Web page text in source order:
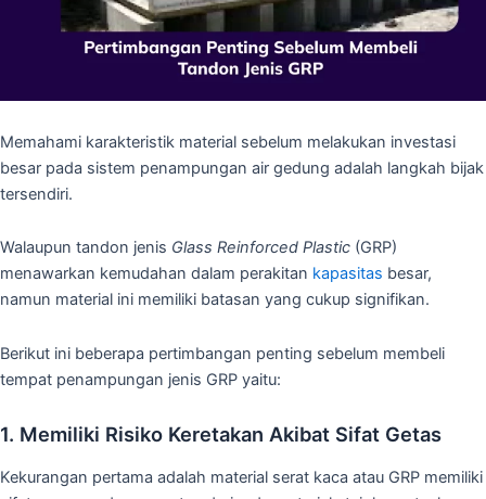
Memahami karakteristik material sebelum melakukan investasi
besar pada sistem penampungan air gedung adalah langkah bijak
tersendiri.
Walaupun tandon jenis Glass Reinforced Plastic (GRP)
menawarkan kemudahan dalam perakitan kapasitas besar,
namun material ini memiliki batasan yang cukup signifikan.
Berikut ini beberapa pertimbangan penting sebelum membeli
tempat penampungan jenis GRP yaitu:
1. Memiliki Risiko Keretakan Akibat Sifat Getas
Kekurangan pertama adalah material serat kaca atau GRP memiliki